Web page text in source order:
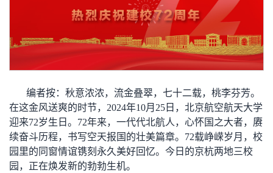
编者按：秋意浓浓，流金叠翠，七十二载，桃李芬芳。
在这金风送爽的时节，2024年10月25日，北京航空航天大学
迎来72岁生日。72年来，一代代北航人，心怀国之大者，赓
续奋斗历程，书写空天报国的壮美篇章。72载峥嵘岁月，校
园里的同窗情谊镌刻永久美好回忆。今日的京杭两地三校
园，正在焕发新的勃勃生机。